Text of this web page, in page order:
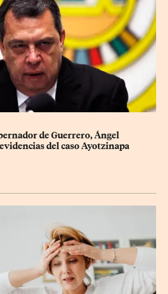
de Guerrero, Ángel
del caso Ayotzinapa